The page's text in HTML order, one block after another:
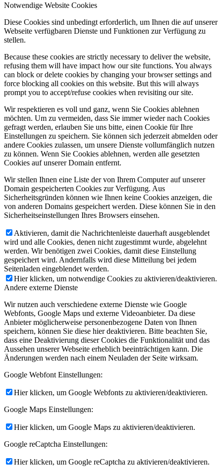
Notwendige Website Cookies
Diese Cookies sind unbedingt erforderlich, um Ihnen die auf unserer
Webseite verfügbaren Dienste und Funktionen zur Verfügung zu
stellen.
Because these cookies are strictly necessary to deliver the website,
refusing them will have impact how our site functions. You always
can block or delete cookies by changing your browser settings and
force blocking all cookies on this website. But this will always
prompt you to accept/refuse cookies when revisiting our site.
Wir respektieren es voll und ganz, wenn Sie Cookies ablehnen
möchten. Um zu vermeiden, dass Sie immer wieder nach Cookies
gefragt werden, erlauben Sie uns bitte, einen Cookie für Ihre
Einstellungen zu speichern. Sie können sich jederzeit abmelden oder
andere Cookies zulassen, um unsere Dienste vollumfänglich nutzen
zu können. Wenn Sie Cookies ablehnen, werden alle gesetzten
Cookies auf unserer Domain entfernt.
Wir stellen Ihnen eine Liste der von Ihrem Computer auf unserer
Domain gespeicherten Cookies zur Verfügung. Aus
Sicherheitsgründen können wie Ihnen keine Cookies anzeigen, die
von anderen Domains gespeichert werden. Diese können Sie in den
Sicherheitseinstellungen Ihres Browsers einsehen.
Aktivieren, damit die Nachrichtenleiste dauerhaft ausgeblendet
wird und alle Cookies, denen nicht zugestimmt wurde, abgelehnt
werden. Wir benötigen zwei Cookies, damit diese Einstellung
gespeichert wird. Andernfalls wird diese Mitteilung bei jedem
Seitenladen eingeblendet werden.
Hier klicken, um notwendige Cookies zu aktivieren/deaktivieren.
Andere externe Dienste
Wir nutzen auch verschiedene externe Dienste wie Google
Webfonts, Google Maps und externe Videoanbieter. Da diese
Anbieter möglicherweise personenbezogene Daten von Ihnen
speichern, können Sie diese hier deaktivieren. Bitte beachten Sie,
dass eine Deaktivierung dieser Cookies die Funktionalität und das
Aussehen unserer Webseite erheblich beeinträchtigen kann. Die
Änderungen werden nach einem Neuladen der Seite wirksam.
Google Webfont Einstellungen:
Hier klicken, um Google Webfonts zu aktivieren/deaktivieren.
Google Maps Einstellungen:
Hier klicken, um Google Maps zu aktivieren/deaktivieren.
Google reCaptcha Einstellungen:
Hier klicken, um Google reCaptcha zu aktivieren/deaktivieren.